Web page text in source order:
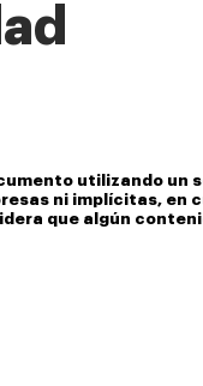
utilizando un
ni implícitas,
que algún